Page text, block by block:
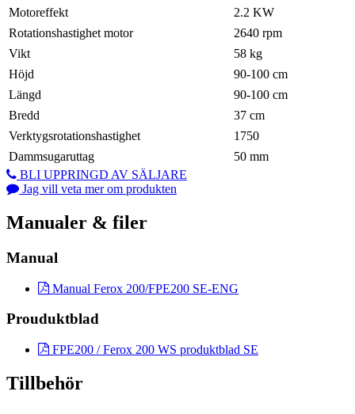
Motoreffekt
2.2 KW
Rotationshastighet motor
2640 rpm
Vikt
58 kg
Höjd
90-100 cm
Längd
90-100 cm
Bredd
37 cm
Verktygsrotationshastighet
1750
Dammsugaruttag
50 mm
BLI UPPRINGD AV SÄLJARE
Jag vill veta mer om produkten
Manualer & filer
Manual
Manual Ferox 200/FPE200 SE-ENG
Prouduktblad
FPE200 / Ferox 200 WS produktblad SE
Tillbehör